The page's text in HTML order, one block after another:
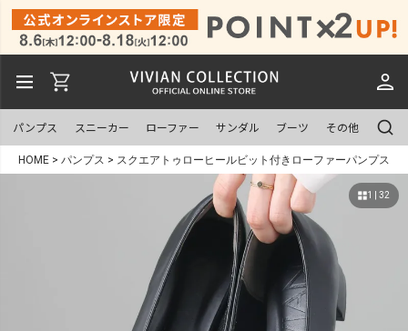
パンプス スニーカー ローファー サンダル ブーツ その他
HOME パンプス スクエアトゥローヒールビット付きローファーパンプス
1 | 32